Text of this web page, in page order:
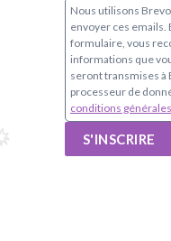
Nous utilisons
envoyer ces emails.
formulaire, vous
informations que
seront transmises à
processeur de
conditions
S'INSCRIRE